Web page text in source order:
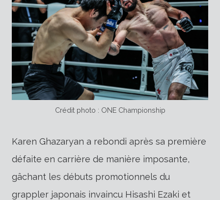
Crédit photo : ONE Championship
Karen Ghazaryan a rebondi après sa première
défaite en carrière de manière imposante,
gâchant les débuts promotionnels du
grappler japonais invaincu Hisashi Ezaki et